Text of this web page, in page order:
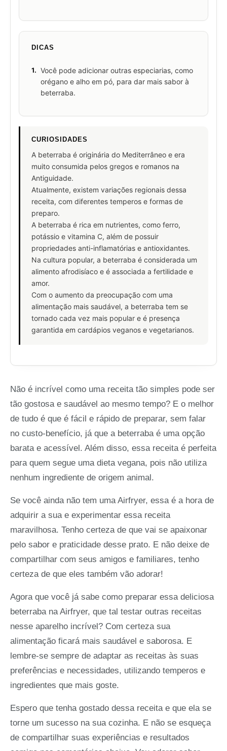
DICAS
1. Você pode adicionar outras especiarias, como
orégano e alho em pó, para dar mais sabor à
beterraba.
CURIOSIDADES
A beterraba é originária do Mediterrâneo e era
muito consumida pelos gregos e romanos na
Antiguidade.
Atualmente, existem variações regionais dessa
receita, com diferentes temperos e formas de
preparo.
A beterraba é rica em nutrientes, como ferro,
potássio e vitamina C, além de possuir
propriedades anti-inflamatórias e antioxidantes.
Na cultura popular, a beterraba é considerada um
alimento afrodisíaco e é associada a fertilidade e
amor.
Com o aumento da preocupação com uma
alimentação mais saudável, a beterraba tem se
tornado cada vez mais popular e é presença
garantida em cardápios veganos e vegetarianos.
Não é incrível como uma receita tão simples pode ser
tão gostosa e saudável ao mesmo tempo? E o melhor
de tudo é que é fácil e rápido de preparar, sem falar
no custo-benefício, já que a beterraba é uma opção
barata e acessível. Além disso, essa receita é perfeita
para quem segue uma dieta vegana, pois não utiliza
nenhum ingrediente de origem animal.
Se você ainda não tem uma Airfryer, essa é a hora de
adquirir a sua e experimentar essa receita
maravilhosa. Tenho certeza de que vai se apaixonar
pelo sabor e praticidade desse prato. E não deixe de
compartilhar com seus amigos e familiares, tenho
certeza de que eles também vão adorar!
Agora que você já sabe como preparar essa deliciosa
beterraba na Airfryer, que tal testar outras receitas
nesse aparelho incrível? Com certeza sua
alimentação ficará mais saudável e saborosa. E
lembre-se sempre de adaptar as receitas às suas
preferências e necessidades, utilizando temperos e
ingredientes que mais goste.
Espero que tenha gostado dessa receita e que ela se
torne um sucesso na sua cozinha. E não se esqueça
de compartilhar suas experiências e resultados